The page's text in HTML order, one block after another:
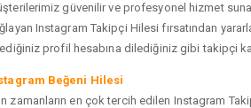
güvenilir ve profesyonel hizmet
Instagram Takipçi Hilesi fırsatından
profil hesabına dilediğiniz gibi takipçi
Beğeni Hilesi
zamanların en çok tercih edilen Instagram